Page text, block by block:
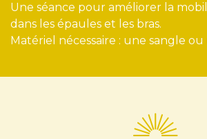
Une séance pour améliorer la
dans les épaules et les bras.
Matériel nécessaire : une sangle